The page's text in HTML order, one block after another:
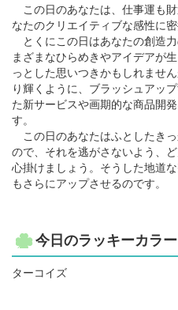
この日のあなたは、仕事運も
なたのクリエイティブな感性に
とくにこの日はあなたの創造
まざまなひらめきやアイデアが
っとした思いつきかもしれませ
り輝くように、ブラッシュアッ
た新サービスや画期的な商品開
す。
この日のあなたはふとしたき
ので、それを逃がさないよう、
心掛けましょう。そうした地道
もさらにアップさせるのです。
今日のラッキーカラー
ターコイズ